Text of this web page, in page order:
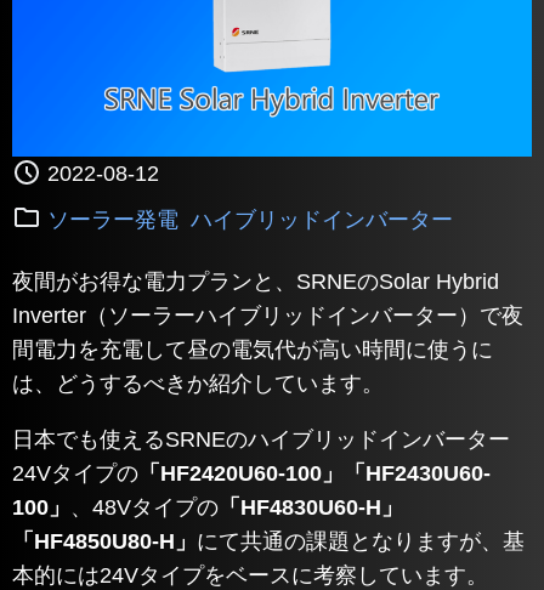
2022-08-12
ソーラー発電 ハイブリッドインバーター
夜間がお得な電力プランと、SRNEのSolar Hybrid
Inverter（ソーラーハイブリッドインバーター）で夜
間電力を充電して昼の電気代が高い時間に使うに
は、どうするべきか紹介しています。
日本でも使えるSRNEのハイブリッドインバーター
24Vタイプの 「HF2420U60-100」「HF2430U60-
100」 、48Vタイプの 「HF4830U60-H」
「HF4850U80-H」 にて共通の課題となりますが、基
本的には24Vタイプをベースに考察しています。